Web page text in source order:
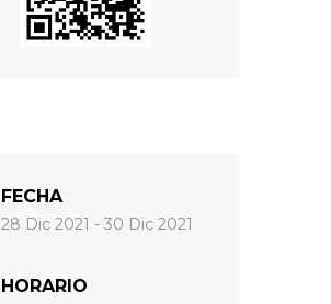
FECHA
28 Dic 2021 - 30 Dic 2021
HORARIO